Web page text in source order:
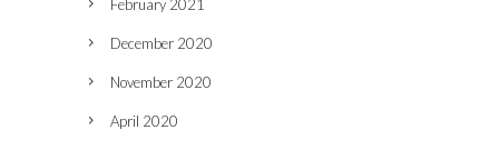
February 2021
December 2020
November 2020
April 2020